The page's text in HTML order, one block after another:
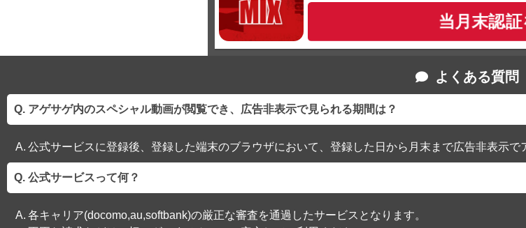
当月末認証
よくある質問
アゲサゲ内のスペシャル動画が閲覧でき、広告非表示で見られる期間は？
公式サービスに登録後、登録した端末のブラウザにおいて、登録した日から月末まで広告非表示で
公式サービスって何？
各キャリア(docomo,au,softbank)の厳正な審査を通過したサービスとなります。